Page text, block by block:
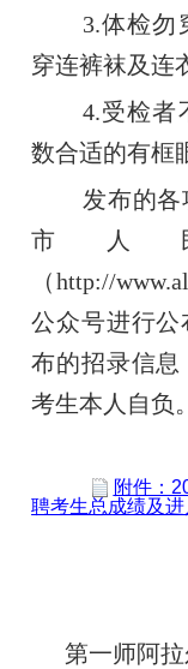
3.体检勿
穿连裤袜及连
4.受检者
数合适的有框
发布的
市人
（http://
公众号进行
布的招录信息
考生本人自负。
附件：
聘考生总成绩及
第一师阿